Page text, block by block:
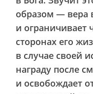
образом — вера
и ограничивает
сторонах его
в случае своей
награду после
и освобождает